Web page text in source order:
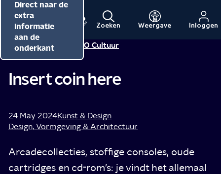
Direct naar de
inhoud
Direct naar de
hoofdnavigatie
Direct naar de
extra
informatie
aan de
onderkant
Menu
Naar
de
NPO
beginpagina
NPO
Zoeken Weergave Inloggen
Tip vanRedactie NPO Cultuur
Insert coin here
24 May 2024Kunst & Design
Design, Vormgeving & Architectuur
Arcadecollecties, stoffige consoles, oude
cartridges en cd-rom’s: je vindt het allemaal